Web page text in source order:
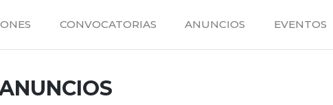
CONVOCATORIAS ANUNCIOS EVENTOS